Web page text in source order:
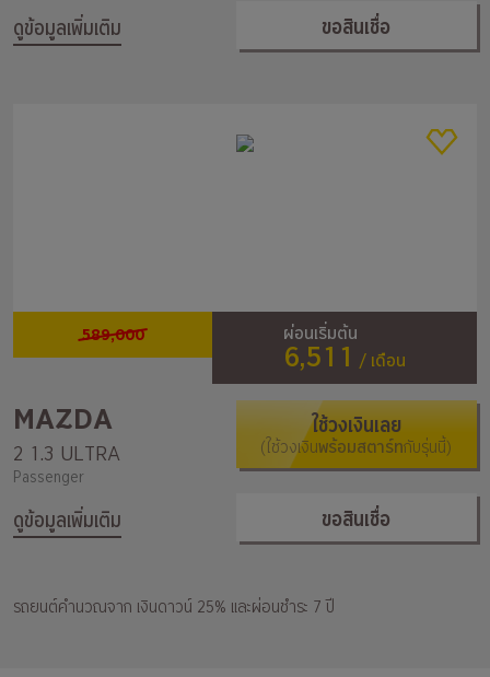
ดูข้อมูลเพิ่มเติม ขอสินเชื่อ
589,000 ผ่อนเริ่มต้น
6,511 / เดือน
MAZDA
2 1.3 ULTRA
Passenger
ดูข้อมูลเพิ่มเติม
ใช้วงเงินเลย
(ใช้วงเงินพร้อมสตาร์ทกับรุ่นนี้)
ขอสินเชื่อ
รถยนต์คำนวณจาก เงินดาวน์ 25% และผ่อนชำระ 7 ปี